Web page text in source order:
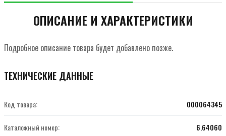
ОПИСАНИЕ И ХАРАКТЕРИСТИКИ
Подробное описание товара будет добавлено позже.
ТЕХНИЧЕСКИЕ ДАННЫЕ
Код товара: 000064345
Каталожный номер: 6.64060